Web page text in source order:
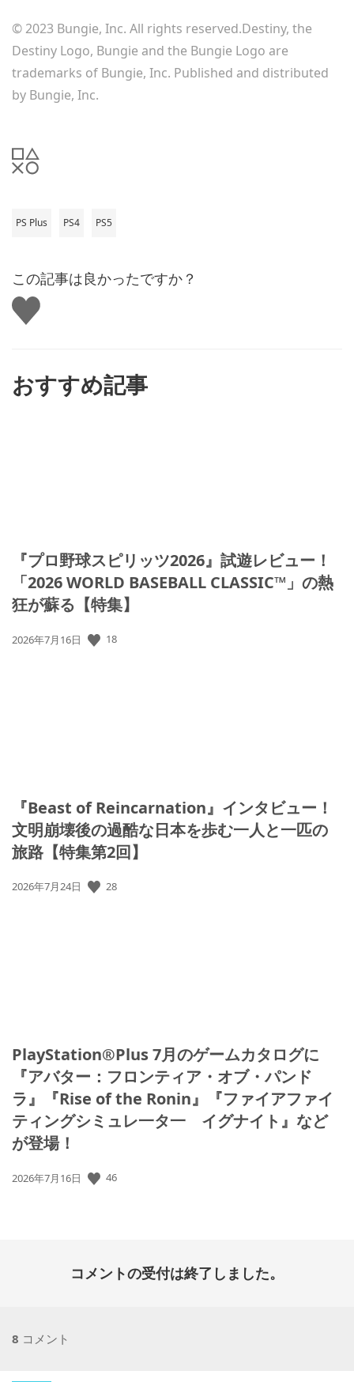
© 2023 Bungie, Inc. All rights reserved.Destiny, the
Destiny Logo, Bungie and the Bungie Logo are
trademarks of Bungie, Inc. Published and distributed
by Bungie, Inc.
PS Plus PS4 PS5
この記事は良かったですか？
い
い
おすすめ記事
『プロ野球スピリッツ2026』試遊レビュー！
「2026 WORLD BASEBALL CLASSIC™」の熱
狂が蘇る【特集】
公
2026年7月16日 18
『Beast of Reincarnation』インタビュー！
文明崩壊後の過酷な日本を歩む一人と一匹の
旅路【特集第2回】
公
2026年7月24日 28
PlayStation®Plus 7月のゲームカタログに
『アバター：フロンティア・オブ・パンド
ラ』『Rise of the Ronin』『ファイアファイ
ティングシミュレ一タ一 イグナイト』など
が登場！
公
2026年7月16日 46
コメントの受付は終了しました。
8 コメント